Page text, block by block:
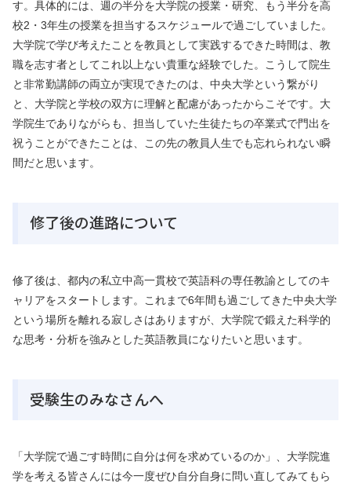
す。具体的には、週の半分を大学院の授業・研究、もう半分を高
校2・3年生の授業を担当するスケジュールで過ごしていました。
大学院で学び考えたことを教員として実践するできた時間は、教
職を志す者としてこれ以上ない貴重な経験でした。こうして院生
と非常勤講師の両立が実現できたのは、中央大学という繋がり
と、大学院と学校の双方に理解と配慮があったからこそです。大
学院生でありながらも、担当していた生徒たちの卒業式で門出を
祝うことができたことは、この先の教員人生でも忘れられない瞬
間だと思います。
修了後の進路について
修了後は、都内の私立中高一貫校で英語科の専任教諭としてのキ
ャリアをスタートします。これまで6年間も過ごしてきた中央大学
という場所を離れる寂しさはありますが、大学院で鍛えた科学的
な思考・分析を強みとした英語教員になりたいと思います。
受験生のみなさんへ
「大学院で過ごす時間に自分は何を求めているのか」、大学院進
学を考える皆さんには今一度ぜひ自分自身に問い直してみてもら